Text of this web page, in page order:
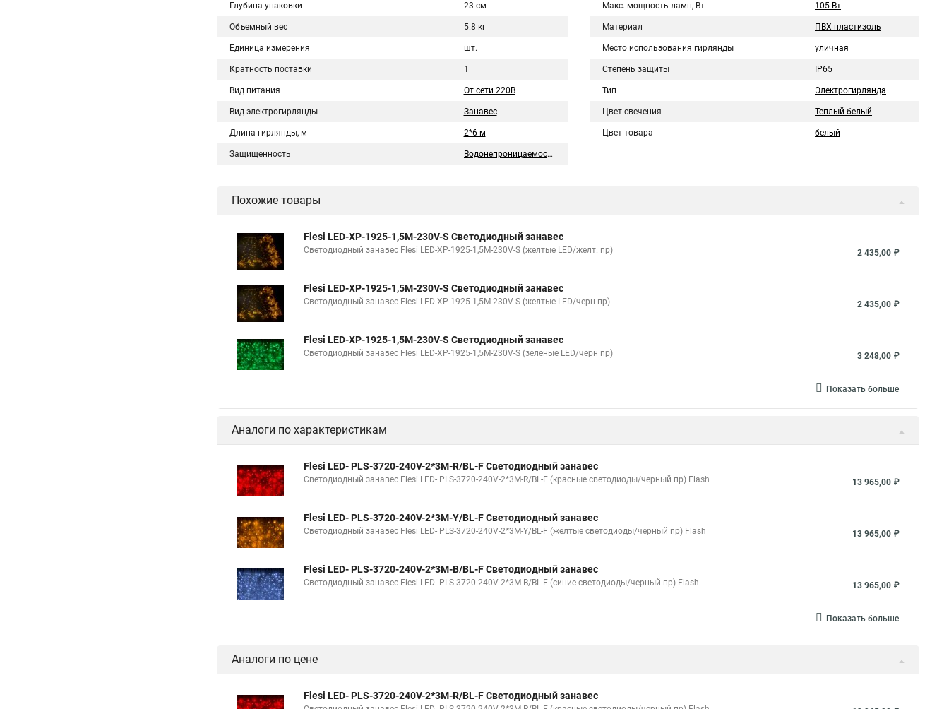
Глубина упаковки 23 см
Объемный вес 5.8 кг
Единица измерения шт.
Кратность поставки 1
Вид питания От сети 220В
Вид электрогирлянды Занавес
Длина гирлянды, м 2*6 м
Защищенность Водонепроницаемость
Макс. мощность ламп, Вт 105 Вт
Материал ПВХ пластизоль
Место использования гирлянды уличная
Степень защиты IP65
Тип Электрогирлянда
Цвет свечения Теплый белый
Цвет товара белый
Похожие товары
Flesi LED-XP-1925-1,5M-230V-S Светодиодный занавес
Светодиодный занавес Flesi LED-XP-1925-1,5M-230V-S (желтые LED/желт. пр) 2 435,00 ₽
Flesi LED-XP-1925-1,5M-230V-S Светодиодный занавес
Светодиодный занавес Flesi LED-XP-1925-1,5M-230V-S (желтые LED/черн пр) 2 435,00 ₽
Flesi LED-XP-1925-1,5M-230V-S Светодиодный занавес
Светодиодный занавес Flesi LED-XP-1925-1,5M-230V-S (зеленые LED/черн пр) 3 248,00 ₽
Показать больше
Аналоги по характеристикам
Flesi LED- PLS-3720-240V-2*3М-R/BL-F Светодиодный занавес
Светодиодный занавес Flesi LED- PLS-3720-240V-2*3М-R/BL-F (красные светодиоды/черный пр) Flash 13 965,00 ₽
Flesi LED- PLS-3720-240V-2*3М-Y/BL-F Светодиодный занавес
Светодиодный занавес Flesi LED- PLS-3720-240V-2*3М-Y/BL-F (желтые светодиоды/черный пр) Flash 13 965,00 ₽
Flesi LED- PLS-3720-240V-2*3М-B/BL-F Светодиодный занавес
Светодиодный занавес Flesi LED- PLS-3720-240V-2*3М-B/BL-F (синие светодиоды/черный пр) Flash 13 965,00 ₽
Показать больше
Аналоги по цене
Flesi LED- PLS-3720-240V-2*3М-R/BL-F Светодиодный занавес